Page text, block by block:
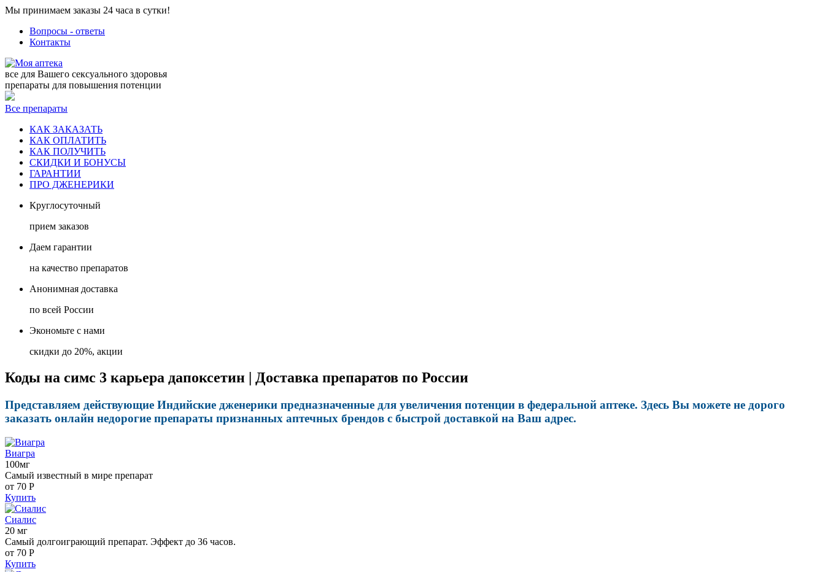
Мы принимаем заказы 24 часа в сутки!
Вопросы - ответы
Контакты
все для Вашего сексуального здоровья
препараты для повышения потенции
Все препараты
КАК ЗАКАЗАТЬ
КАК ОПЛАТИТЬ
КАК ПОЛУЧИТЬ
СКИДКИ И БОНУСЫ
ГАРАНТИИ
ПРО ДЖЕНЕРИКИ
Круглосуточный
прием заказов
Даем гарантии
на качество препаратов
Анонимная доставка
по всей России
Экономьте с нами
скидки до 20%, акции
Коды на симс 3 карьера дапоксетин | Доставка препаратов по России
Представляем действующие Индийские дженерики предназначенные для увеличения потенции в федеральной аптеке. Здесь Вы можете не дорого
заказать онлайн недорогие препараты признанных аптечных брендов с быстрой доставкой на Ваш адрес.
Виагра
100мг
Самый известный в мире препарат
от 70 Р
Купить
Сиалис
20 мг
Самый долгоиграющий препарат. Эффект до 36 часов.
от 70 Р
Купить